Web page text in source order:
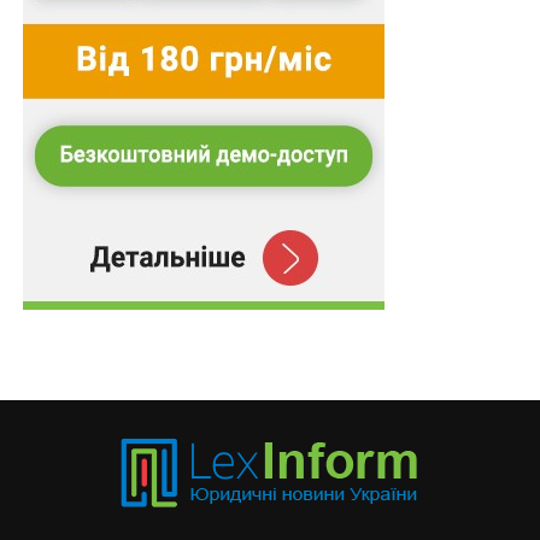
час проведення перерахунку, пенсіонери мають
право вимагати коригування нарахувань.
виплат, а отже, й покращити фінансове становище
пенсіонера. Якщо такі перерахунки не відбуваються
вимогою про проведення коригування на основі
нових документів.
Чи справедливо обмежено право на індексацію?
індексація пенсій. В Україні існує законодавче
останні три роки, не підлягають індексації на повну
суму. Відповідно до постанов Кабміну, це правило
було введено через те, що пенсії, призначені в цей